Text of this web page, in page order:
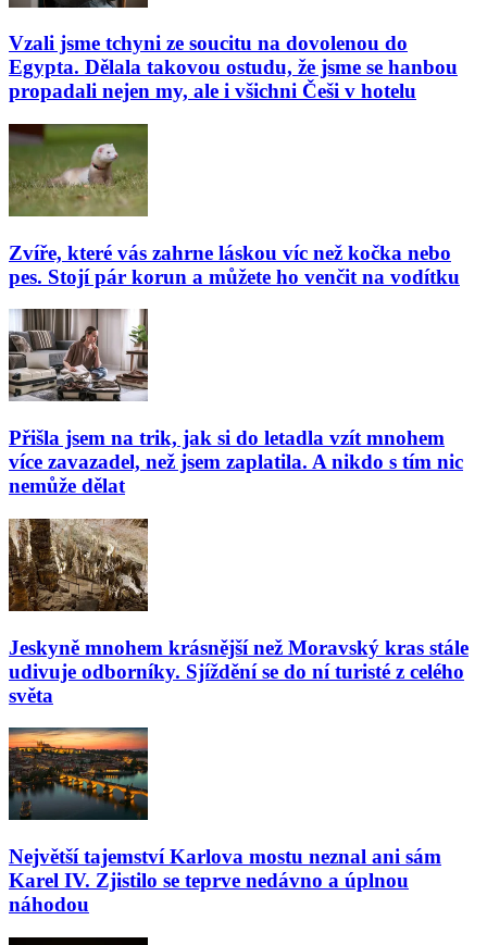
Vzali jsme tchyni ze soucitu na dovolenou do
Egypta. Dělala takovou ostudu, že jsme se hanbou
propadali nejen my, ale i všichni Češi v hotelu
Zvíře, které vás zahrne láskou víc než kočka nebo
pes. Stojí pár korun a můžete ho venčit na vodítku
Přišla jsem na trik, jak si do letadla vzít mnohem
více zavazadel, než jsem zaplatila. A nikdo s tím nic
nemůže dělat
Jeskyně mnohem krásnější než Moravský kras stále
udivuje odborníky. Sjíždění se do ní turisté z celého
světa
Největší tajemství Karlova mostu neznal ani sám
Karel IV. Zjistilo se teprve nedávno a úplnou
náhodou